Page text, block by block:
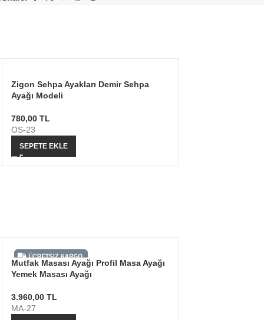
Zigon Sehpa Ayakları Demir Sehpa
Ayağı Modeli
780,00 TL
OS-23
SEPETE EKLE
Mutfak Masası Ayağı Profil Masa Ayağı
Yemek Masası Ayağı
3.960,00 TL
MA-27